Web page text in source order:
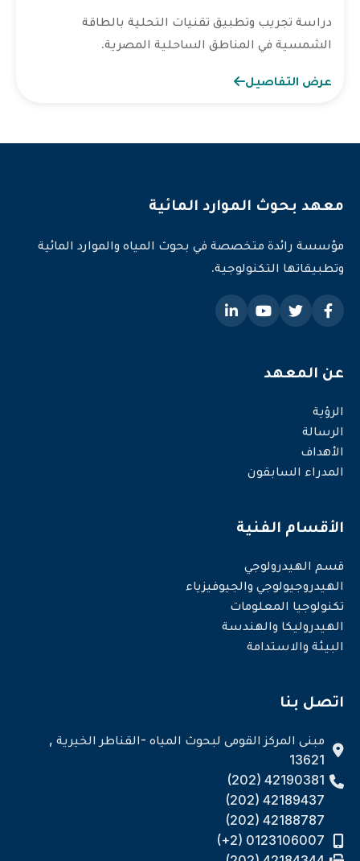
دراسة تجريب وتطبيق تقنيات التحلية بالطاقة
الشمسية في المناطق الساحلية المصرية.
عرض التفاصيل
معهد بحوث الموارد المائية
مؤسسة رائدة متخصصة في بحوث المياه والموارد المائية
وتطبيقاتها التكنولوجية.
عن المعهد
الرؤية
الرسالة
الأهداف
المدراء السابقون
الأقسام الفنية
قسم الهيدرولوجي
الهيدروجيولوجي والجيوفيزياء
تكنولوجيا المعلومات
الهيدروليكا والهندسة
البيئة والاستدامة
اتصل بنا
مبنى المركز القومى لبحوث المياه -القناطر الخيرية ,
13621
(202) 42190381
(202) 42189437
(202) 42188787
(+2) 0123106007